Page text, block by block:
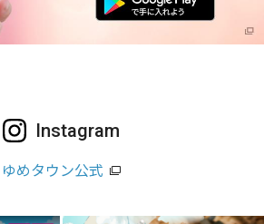
Instagram
ゆめタウン公式